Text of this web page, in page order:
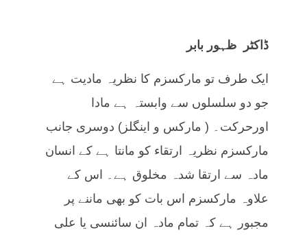
ڈاکٹر ظہور بابر
ایک طرف تو مارکسزم کا نظریہ مادیت ہے
جو دو سلسلوں سے وابستہ ہے مادا
اورحرکت۔ ( مارکس و اینگلز) دوسری جانب
مارکسزم نظریہ ارتقاء کو مانتا ہے کے انسان
مادہ سے ارتقا شدہ مخلوق ہے۔ اس کے
علاوہ مارکسزم اس بات کو بھی ماننے پر
مجبور ہے کہ تمام مادہ ان سائنسی یا علی